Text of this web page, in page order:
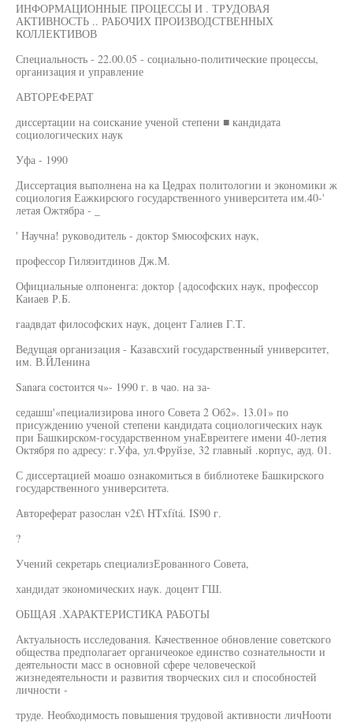
ИНФОРМАЦИОННЫЕ ПРОЦЕССЫ И . ТРУДОВАЯ
АКТИВНОСТЬ .. РАБОЧИХ ПРОИЗВОДСТВЕННЫХ
КОЛЛЕКТИВОВ
Специальность - 22.00.05 - социально-политические процессы,
организация и управление
АВТОРЕФЕРАТ
диссертации на соискание ученой степени ■ кандидата
социологических наук
Уфа - 1990
Диссертация выполнена на ка Цедрах политологии и экономики ж
социология Еажкирсюго государственного университета им.40-'
летая Ожтябра - _
' Научна! руководитель - доктор $мюсофских наук,
профессор Гиляэитдинов Дж.М.
Официальные олпоненга: доктор {адософских наук, профессор
Каиаев Р.Б.
гаадвдат философских наук, доцент Галиев Г.Т.
Ведущая организация - Казавсхий государственный университет,
им. В.ЙЛенина
Sanara состоится ч»- 1990 г. в чао. на за-
седашш'«пециализирова иного Совета 2 Об2». 13.01» по
присуждению ученой степени кандидата социологических наук
при Башкирском-государственном унаЕвреитеге имени 40-летия
Октября по адресу: г.Уфа, ул.Фруйзе, 32 главный .корпус, ауд. 01.
С диссертацией моашо ознакомиться в библиотеке Башкирского
государственного университета.
Автореферат разослан v2£\ HTxfítá. IS90 г.
?
Учений секретарь специализЕрованного Совета,
хандидат экономических наук. доцент ГШ.
ОБЩАЯ .ХАРАКТЕРИСТИКА РАБОТЫ
Актуальность исследования. Качественное обновление советского
общества предполагает органичеокое единство сознательности и
деятельности масс в основной сфере человеческой
жизнедеятельности и развития творческих сил и способностей
личности -
труде. Необходимость повышения трудовой активности личНооти